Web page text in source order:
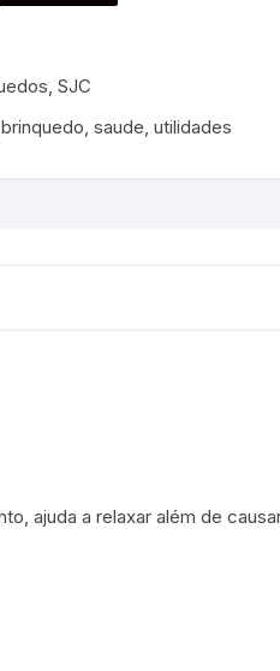
, SJC
brinquedo, saude, utilidades
ajuda a relaxar além de